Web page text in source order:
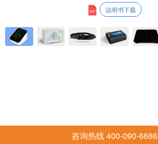
说明书下载
咨询热线 400-090-6686